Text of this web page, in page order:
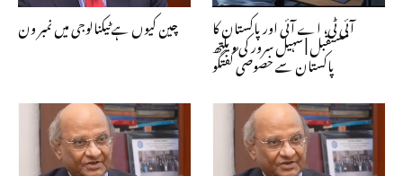
چین کیوں ہے ٹیکنالوجی میں نمبر ون آئی ٹی، اے آئی اور پاکستان کا
مستقبل | سہیل سرور کی ویلتھ
پاکستان سے خصوصی گفتگو